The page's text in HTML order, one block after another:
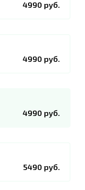
4990 руб.
4990 руб.
4990 руб.
5490 руб.